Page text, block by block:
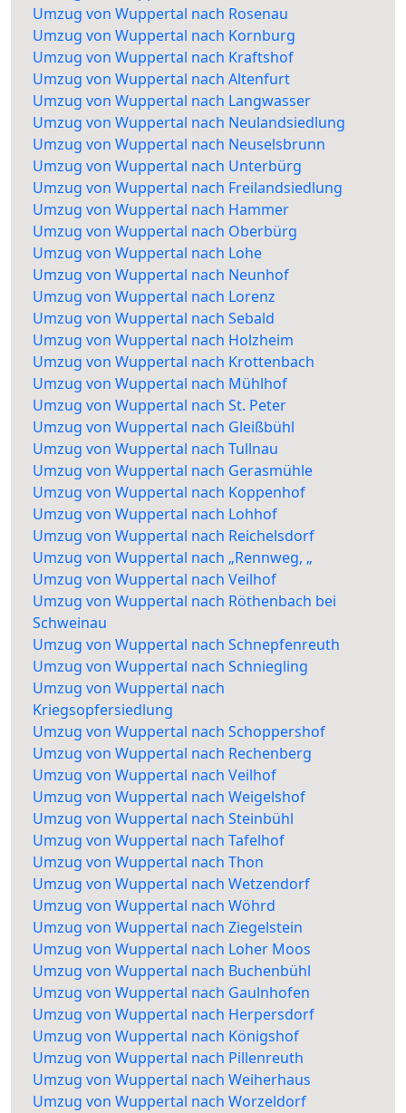
Umzug von Wuppertal nach Rosenau
Umzug von Wuppertal nach Kornburg
Umzug von Wuppertal nach Kraftshof
Umzug von Wuppertal nach Altenfurt
Umzug von Wuppertal nach Langwasser
Umzug von Wuppertal nach Neulandsiedlung
Umzug von Wuppertal nach Neuselsbrunn
Umzug von Wuppertal nach Unterbürg
Umzug von Wuppertal nach Freilandsiedlung
Umzug von Wuppertal nach Hammer
Umzug von Wuppertal nach Oberbürg
Umzug von Wuppertal nach Lohe
Umzug von Wuppertal nach Neunhof
Umzug von Wuppertal nach Lorenz
Umzug von Wuppertal nach Sebald
Umzug von Wuppertal nach Holzheim
Umzug von Wuppertal nach Krottenbach
Umzug von Wuppertal nach Mühlhof
Umzug von Wuppertal nach St. Peter
Umzug von Wuppertal nach Gleißbühl
Umzug von Wuppertal nach Tullnau
Umzug von Wuppertal nach Gerasmühle
Umzug von Wuppertal nach Koppenhof
Umzug von Wuppertal nach Lohhof
Umzug von Wuppertal nach Reichelsdorf
Umzug von Wuppertal nach „Rennweg, „
Umzug von Wuppertal nach Veilhof
Umzug von Wuppertal nach Röthenbach bei
Schweinau
Umzug von Wuppertal nach Schnepfenreuth
Umzug von Wuppertal nach Schniegling
Umzug von Wuppertal nach
Kriegsopfersiedlung
Umzug von Wuppertal nach Schoppershof
Umzug von Wuppertal nach Rechenberg
Umzug von Wuppertal nach Veilhof
Umzug von Wuppertal nach Weigelshof
Umzug von Wuppertal nach Steinbühl
Umzug von Wuppertal nach Tafelhof
Umzug von Wuppertal nach Thon
Umzug von Wuppertal nach Wetzendorf
Umzug von Wuppertal nach Wöhrd
Umzug von Wuppertal nach Ziegelstein
Umzug von Wuppertal nach Loher Moos
Umzug von Wuppertal nach Buchenbühl
Umzug von Wuppertal nach Gaulnhofen
Umzug von Wuppertal nach Herpersdorf
Umzug von Wuppertal nach Königshof
Umzug von Wuppertal nach Pillenreuth
Umzug von Wuppertal nach Weiherhaus
Umzug von Wuppertal nach Worzeldorf